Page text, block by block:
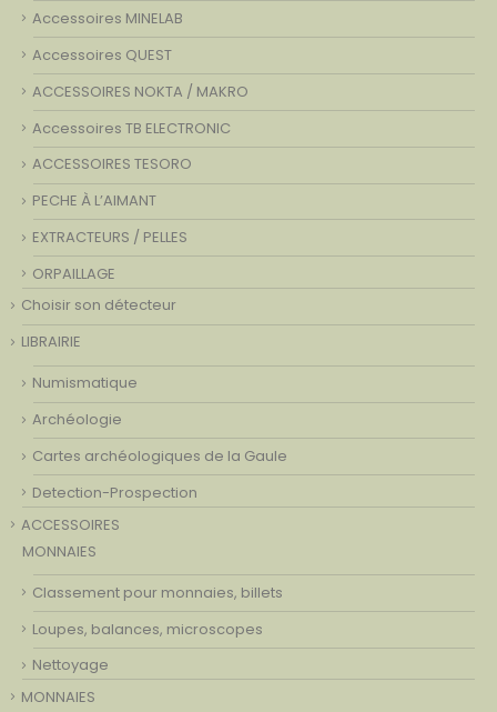
Accessoires MINELAB
Accessoires QUEST
ACCESSOIRES NOKTA / MAKRO
Accessoires TB ELECTRONIC
ACCESSOIRES TESORO
PECHE À L’AIMANT
EXTRACTEURS / PELLES
ORPAILLAGE
Choisir son détecteur
LIBRAIRIE
Numismatique
Archéologie
Cartes archéologiques de la Gaule
Detection-Prospection
ACCESSOIRES
MONNAIES
Classement pour monnaies, billets
Loupes, balances, microscopes
Nettoyage
MONNAIES